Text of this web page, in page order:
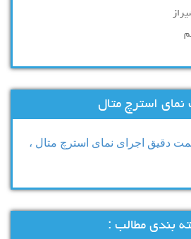
استرچ متال
دقیق اجرای نمای استرچ متال ،
بندی مطالب :